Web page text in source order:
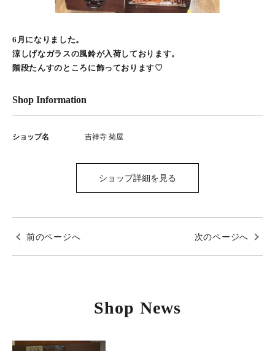
6月になりました。
涼しげなガラスの風鈴が入荷しております。
階段たんすのところに飾っております♡
Shop Information
ショップ名 吉祥寺 菊屋
ショップ詳細を見る
前のページへ 次のページへ
Shop News